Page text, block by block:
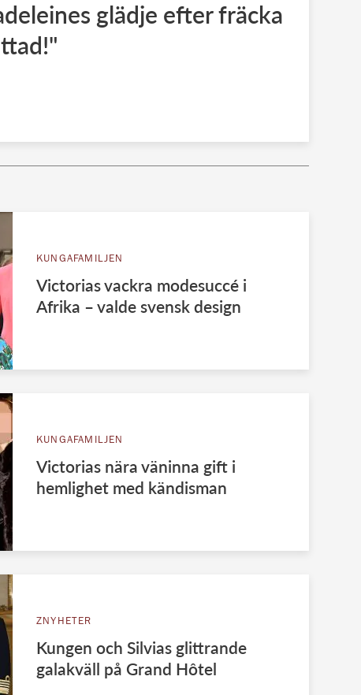
glädje efter fräcka
KUNGAFAMILJEN
Victorias vackra modesuccé i
Afrika – valde svensk design
KUNGAFAMILJEN
Victorias nära väninna gift i
hemlighet med kändisman
ZNYHETER
Kungen och Silvias glittrande
galakväll på Grand Hôtel